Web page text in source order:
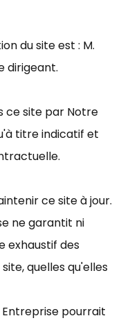
du site est : M.
dirigeant.
ce site par Notre
titre indicatif et
ce site à jour.
ne garantit ni
exhaustif des
quelles qu'elles
pourrait